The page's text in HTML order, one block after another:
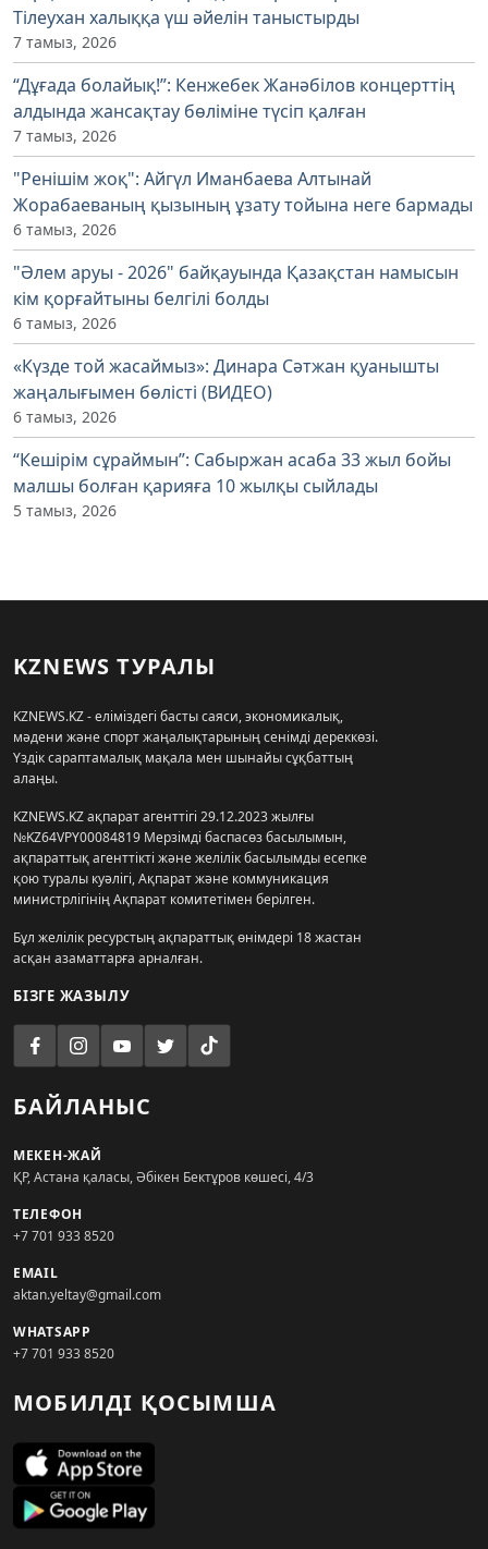
Тілеухан халыққа үш әйелін таныстырды
7 тамыз, 2026
“Дұғада болайық!”: Кенжебек Жанәбілов концерттің
алдында жансақтау бөліміне түсіп қалған
7 тамыз, 2026
"Ренішім жоқ": Айгүл Иманбаева Алтынай
Жорабаеваның қызының ұзату тойына неге бармады
6 тамыз, 2026
"Әлем аруы - 2026" байқауында Қазақстан намысын
кім қорғайтыны белгілі болды
6 тамыз, 2026
«Күзде той жасаймыз»: Динара Сәтжан қуанышты
жаңалығымен бөлісті (ВИДЕО)
6 тамыз, 2026
“Кешірім сұраймын”: Сабыржан асаба 33 жыл бойы
малшы болған қарияға 10 жылқы сыйлады
5 тамыз, 2026
KZNEWS ТУРАЛЫ
KZNEWS.KZ - еліміздегі басты саяси, экономикалық,
мәдени және спорт жаңалықтарының сенімді дереккөзі.
Үздік сараптамалық мақала мен шынайы сұқбаттың
алаңы.
KZNEWS.KZ ақпарат агенттігі 29.12.2023 жылғы
№KZ64VPY00084819 Мерзімді баспасөз басылымын,
ақпараттық агенттікті және желілік басылымды есепке
қою туралы куәлігі, Ақпарат және коммуникация
министрлігінің Ақпарат комитетімен берілген.
Бұл желілік ресурстың ақпараттық өнімдері 18 жастан
асқан азаматтарға арналған.
БІЗГЕ ЖАЗЫЛУ
БАЙЛАНЫС
МЕКЕН-ЖАЙ
ҚР, Астана қаласы, Әбікен Бектұров көшесі, 4/3
ТЕЛЕФОН
+7 701 933 8520
EMAIL
aktan.yeltay@gmail.com
WHATSAPP
+7 701 933 8520
МОБИЛДІ ҚОСЫМША